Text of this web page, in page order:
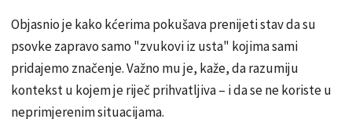
Objasnio je kako kćerima pokušava prenijeti stav da su
psovke zapravo samo "zvukovi iz usta" kojima sami
pridajemo značenje. Važno mu je, kaže, da razumiju
kontekst u kojem je riječ prihvatljiva – i da se ne koriste u
neprimjerenim situacijama.